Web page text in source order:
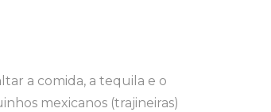
a comida, a tequila e o
mexicanos (trajineiras)